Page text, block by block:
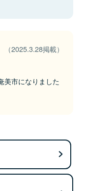
（2025.3.28掲載）
美市になりました